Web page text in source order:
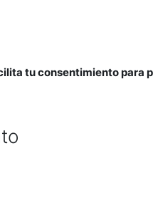
tu consentimiento para